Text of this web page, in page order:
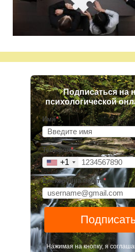
Подписаться на
психологической
Имя*
Телефон*
+1
Електронна пошта*
Нажимая на кнопку, я